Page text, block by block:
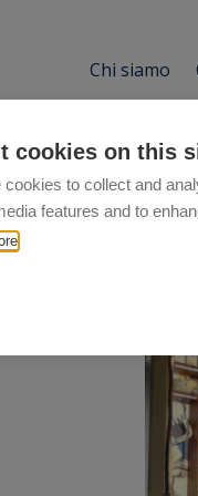
cookies on this
cookies to collect and
features and to
Chi siamo